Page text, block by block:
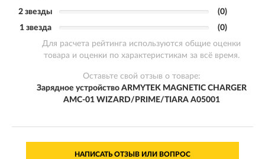
2 звезды
(0)
1 звезда
(0)
Для расчета рейтинга используются общие оценки
товара и оценки по характеристикам за всё время.
Оставьте свой отзыв о товаре:
Зарядное устройство ARMYTEK MAGNETIC CHARGER
AMC-01 WIZARD/PRIME/TIARA A05001
НАПИСАТЬ ОТЗЫВ ИЛИ ВОПРОС